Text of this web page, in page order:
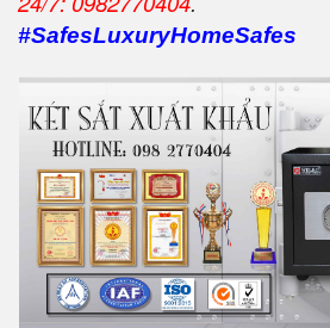
#SafesLuxuryHomeSafes